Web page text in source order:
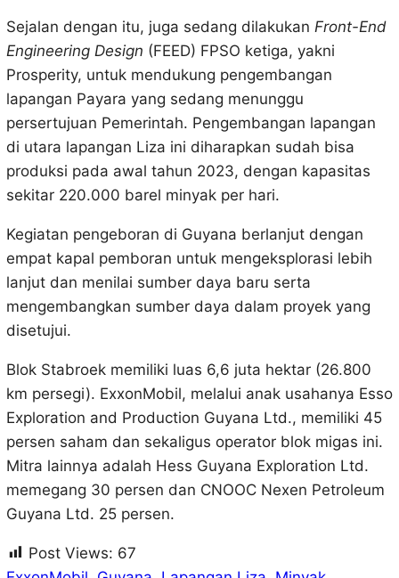
Sejalan dengan itu, juga sedang dilakukan Front-End
Engineering Design (FEED) FPSO ketiga, yakni
Prosperity, untuk mendukung pengembangan
lapangan Payara yang sedang menunggu
persertujuan Pemerintah. Pengembangan lapangan
di utara lapangan Liza ini diharapkan sudah bisa
produksi pada awal tahun 2023, dengan kapasitas
sekitar 220.000 barel minyak per hari.
Kegiatan pengeboran di Guyana berlanjut dengan
empat kapal pemboran untuk mengeksplorasi lebih
lanjut dan menilai sumber daya baru serta
mengembangkan sumber daya dalam proyek yang
disetujui.
Blok Stabroek memiliki luas 6,6 juta hektar (26.800
km persegi). ExxonMobil, melalui anak usahanya Esso
Exploration and Production Guyana Ltd., memiliki 45
persen saham dan sekaligus operator blok migas ini.
Mitra lainnya adalah Hess Guyana Exploration Ltd.
memegang 30 persen dan CNOOC Nexen Petroleum
Guyana Ltd. 25 persen.
Post Views: 67